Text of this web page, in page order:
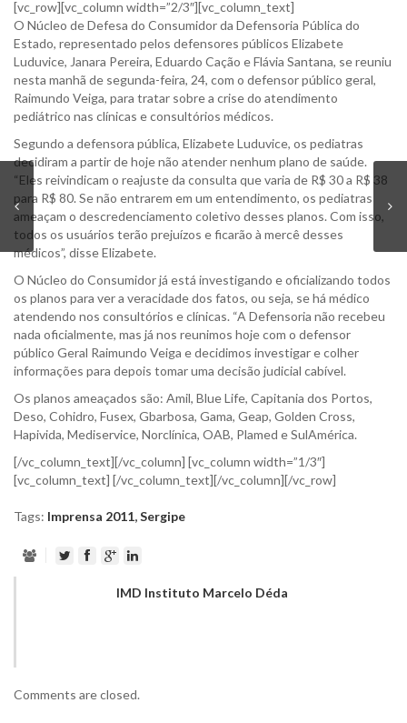
[vc_row][vc_column width=”2/3″][vc_column_text]
O Núcleo de Defesa do Consumidor da Defensoria Pública do
Estado, representado pelos defensores públicos Elizabete
Luduvice, Janara Pereira, Eduardo Cação e Flávia Santana, se reuniu
nesta manhã de segunda-feira, 24, com o defensor público geral,
Raimundo Veiga, para tratar sobre a crise do atendimento
pediátrico nas clínicas e consultórios médicos.
Segundo a defensora pública, Elizabete Luduvice, os pediatras
decidiram a partir de hoje não atender nenhum plano de saúde.
“Eles reivindicam o reajuste da consulta que varia de R$ 30 a R$ 38
para R$ 80. Se não entrarem em um entendimento, os pediatras
ameaçam o descredenciamento coletivo desses planos. Com isso,
todos os usuários terão prejuízos e ficarão à mercê desses
médicos”, disse Elizabete.
O Núcleo do Consumidor já está investigando e oficializando todos
os planos para ver a veracidade dos fatos, ou seja, se há médico
atendendo nos consultórios e clínicas. “A Defensoria não recebeu
nada oficialmente, mas já nos reunimos hoje com o defensor
público Geral Raimundo Veiga e decidimos investigar e colher
informações para depois tomar uma decisão judicial cabível.
Os planos ameaçados são: Amil, Blue Life, Capitania dos Portos,
Deso, Cohidro, Fusex, Gbarbosa, Gama, Geap, Golden Cross,
Hapivida, Mediservice, Norclínica, OAB, Plamed e SulAmérica.
[/vc_column_text][/vc_column] [vc_column width=”1/3″]
[vc_column_text] [/vc_column_text][/vc_column][/vc_row]
Tags: Imprensa 2011,Sergipe
IMD Instituto Marcelo Déda
Comments are closed.